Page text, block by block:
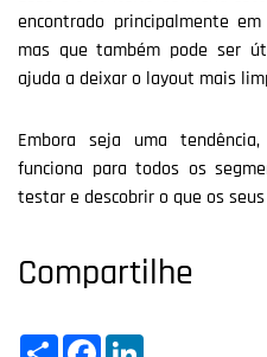
encontrado principalmente
mas que também pode ser
ajuda a deixar o layout mais
Embora seja uma
funciona para todos os
testar e descobrir o que os
Compartilhe
ShareFacebook